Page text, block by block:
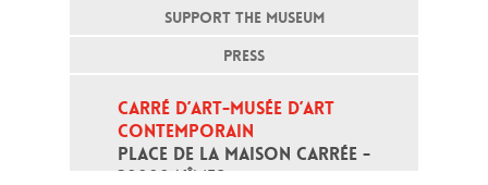
SUPPORT THE MUSEUM
PRESS
CARRÉ D’ART-MUSÉE D’ART
CONTEMPORAIN
PLACE DE LA MAISON CARRÉE -
30000 NÎMES